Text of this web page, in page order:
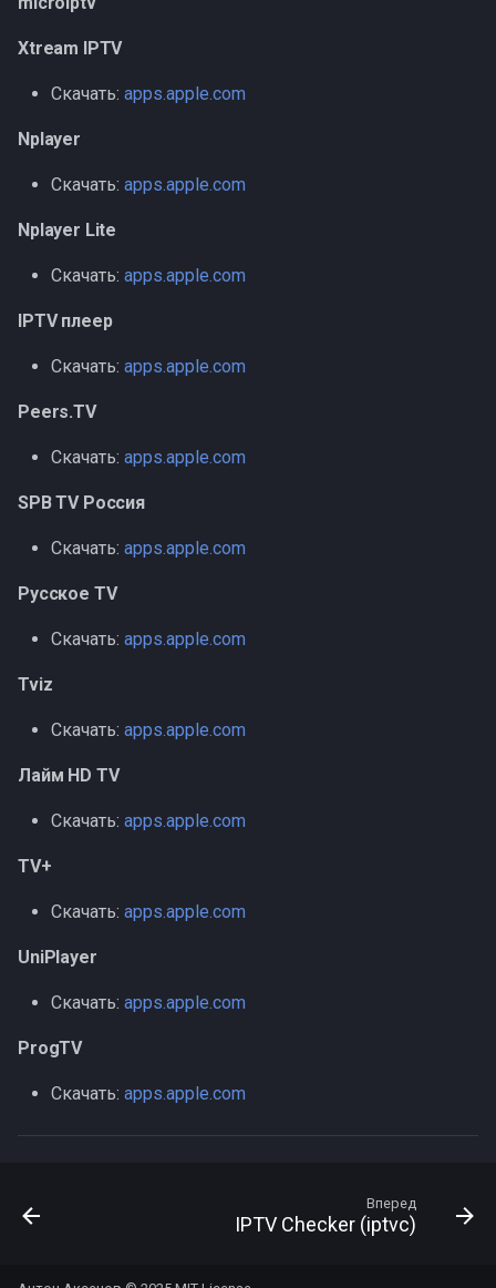
Xtream IPTV
Скачать: apps.apple.com
Nplayer
Скачать: apps.apple.com
Nplayer Lite
Скачать: apps.apple.com
IPTV плеер
Скачать: apps.apple.com
Peers.TV
Скачать: apps.apple.com
SPB TV Россия
Скачать: apps.apple.com
Русское TV
Скачать: apps.apple.com
Tviz
Скачать: apps.apple.com
Лайм HD TV
Скачать: apps.apple.com
TV+
Скачать: apps.apple.com
UniPlayer
Скачать: apps.apple.com
ProgTV
Скачать: apps.apple.com
Вперед
IPTV Checker (iptvc)